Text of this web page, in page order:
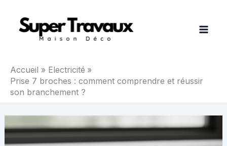
contenu
Accueil
Electricité
Prise 7 broches : comment comprendre et réussir
son branchement ?